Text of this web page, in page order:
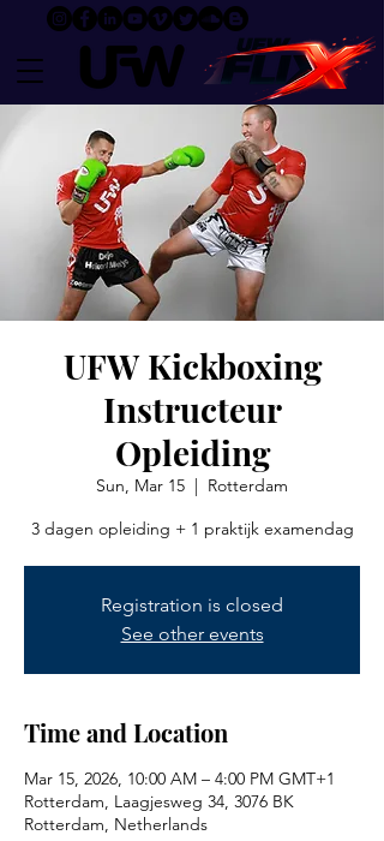
UFW Kickboxing
Instructeur
Opleiding
Sun, Mar 15
  |
Rotterdam
3 dagen opleiding + 1 praktijk examendag
Registration is closed
See other events
Time and Location
Mar 15, 2026, 10:00 AM – 4:00 PM GMT+1
Rotterdam, Laagjesweg 34, 3076 BK
Rotterdam, Netherlands